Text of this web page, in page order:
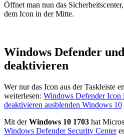
Öffnet man nun das
dem Icon in der Mitte.
Windows Defender
deaktivieren
Wer nur das Icon aus der Taskleiste
weiterlesen: Windows Defender Icon
deaktivieren ausblenden Windows 10
Mit derWindows 10 1703 hat
Windows Defender Security Center